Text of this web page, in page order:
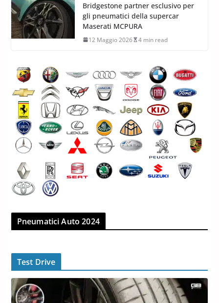
Bridgestone partner esclusivo per
gli pneumatici della supercar
Maserati MCPURA
12 Maggio 2026 4 min read
Pneumatici Auto 2024
Test Drive